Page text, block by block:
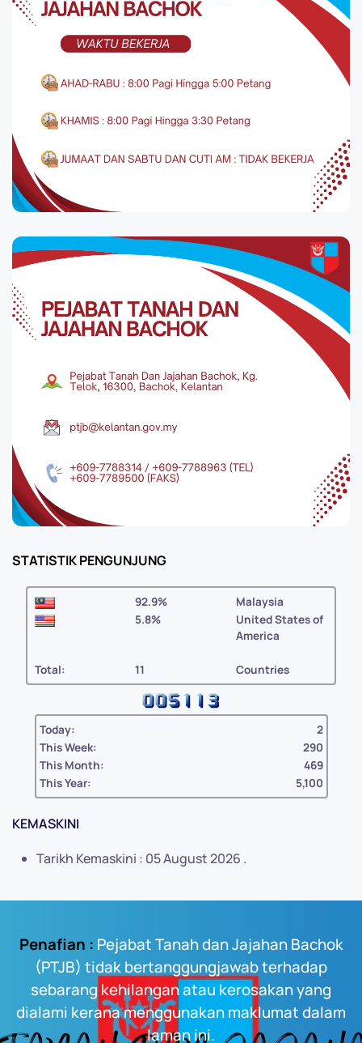
STATISTIK PENGUNJUNG
92.9%
Malaysia
5.8%
United States of
America
Total: 11 Countries
Today:
2
This Week:
290
This Month:
469
This Year:
5,100
KEMASKINI
Tarikh Kemaskini : 05 August 2026 .
Penafian : Pejabat Tanah dan Jajahan Bachok
(PTJB) tidak bertanggungjawab terhadap
sebarang kehilangan atau kerosakan yang
dialami kerana menggunakan maklumat dalam
laman ini.